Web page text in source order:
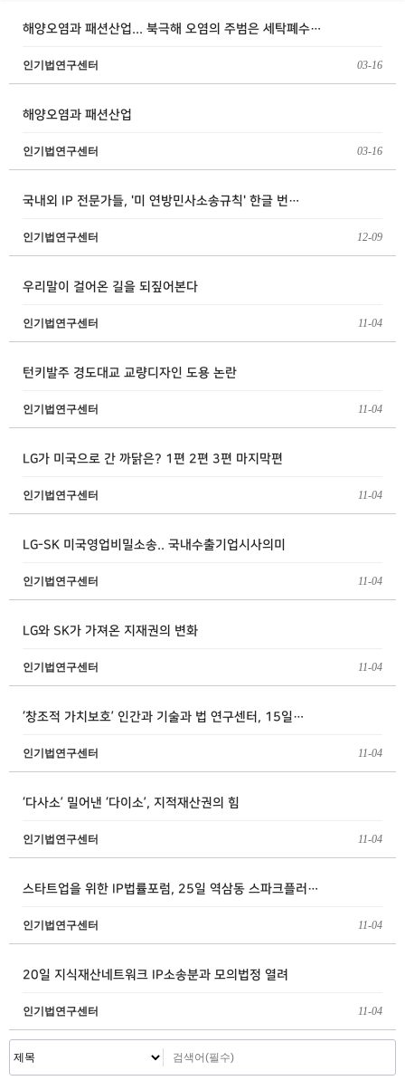
해양오염과 패션산업... 북극해 오염의 주범은 세탁폐수…
인기법연구센터 03-16
해양오염과 패션산업
인기법연구센터 03-16
국내외 IP 전문가들, '미 연방민사소송규칙' 한글 번…
인기법연구센터 12-09
우리말이 걸어온 길을 되짚어본다
인기법연구센터 11-04
턴키발주 경도대교 교량디자인 도용 논란
인기법연구센터 11-04
LG가 미국으로 간 까닭은? 1편 2편 3편 마지막편
인기법연구센터 11-04
LG-SK 미국영업비밀소송.. 국내수출기업시사의미
인기법연구센터 11-04
LG와 SK가 가져온 지재권의 변화
인기법연구센터 11-04
‘창조적 가치보호’ 인간과 기술과 법 연구센터, 15일…
인기법연구센터 11-04
‘다사소’ 밀어낸 ‘다이소’, 지적재산권의 힘
인기법연구센터 11-04
스타트업을 위한 IP법률포럼, 25일 역삼동 스파크플러…
인기법연구센터 11-04
20일 지식재산네트워크 IP소송분과 모의법정 열려
인기법연구센터 11-04